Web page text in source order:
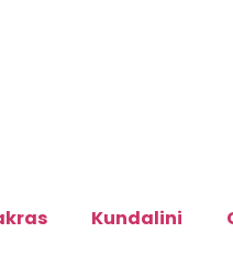
Kundalini